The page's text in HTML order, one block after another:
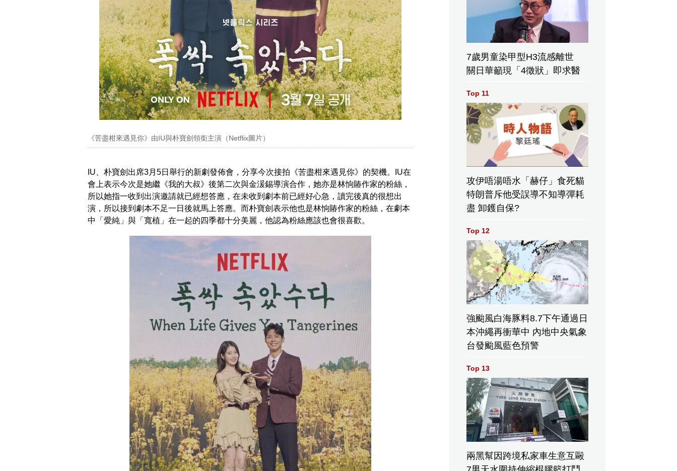
《苦盡柑來遇見你》由IU與朴寶劍領銜主演（Netflix圖片）
IU、朴寶劍出席3月5日舉行的新劇發佈會，分享今次接拍《苦盡柑來遇見你》的契機。IU在
會上表示今次是她繼《我的大叔》後第二次與金湲錫導演合作，她亦是林恦賰作家的粉絲，
所以她指一收到出演邀請就已經想答應，在未收到劇本前已經好心急，讀完後真的很想出
演，所以接到劇本不足一日後就馬上答應。而朴寶劍表示他也是林恦賰作家的粉絲，在劇本
中「愛純」與「寬植」在一起的四季都十分美麗，他認為粉絲應該也會很喜歡。
7歲男童染甲型H3流感離世
關日華籲現「4徵狀」即求醫
Top 11
攻伊唔湯唔水「赫仔」食死貓
特朗普斥他受誤導不知導彈耗
盡 卸鑊自保?
Top 12
強颱風白海豚料8.7下午通過日
本沖繩再衝華中 內地中央氣象
台發颱風藍色預警
Top 13
兩黑幫因跨境私家車生意互毆